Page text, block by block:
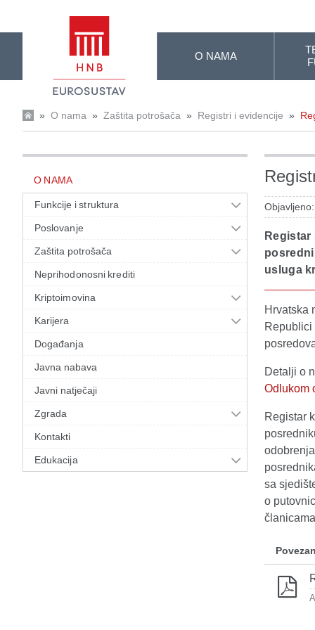
O NAMA
» O nama » Zaštita potrošača » Registri i evidencije »
O NAMA
Funkcije i struktura
Poslovanje
Zaštita potrošača
Neprihodonosni krediti
Kriptoimovina
Karijera
Događanja
Javna nabava
Javni natječaji
Zgrada
Kontakti
Edukacija
usluga
Hrvatska
Detalji o
Odlukom
Registar
sa
o